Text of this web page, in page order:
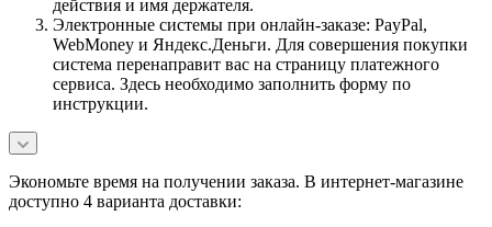
действия и имя держателя.
Электронные системы при онлайн-заказе: PayPal,
WebMoney и Яндекс.Деньги. Для совершения покупки
система перенаправит вас на страницу платежного
сервиса. Здесь необходимо заполнить форму по
инструкции.
Экономьте время на получении заказа. В интернет-магазине
доступно 4 варианта доставки: